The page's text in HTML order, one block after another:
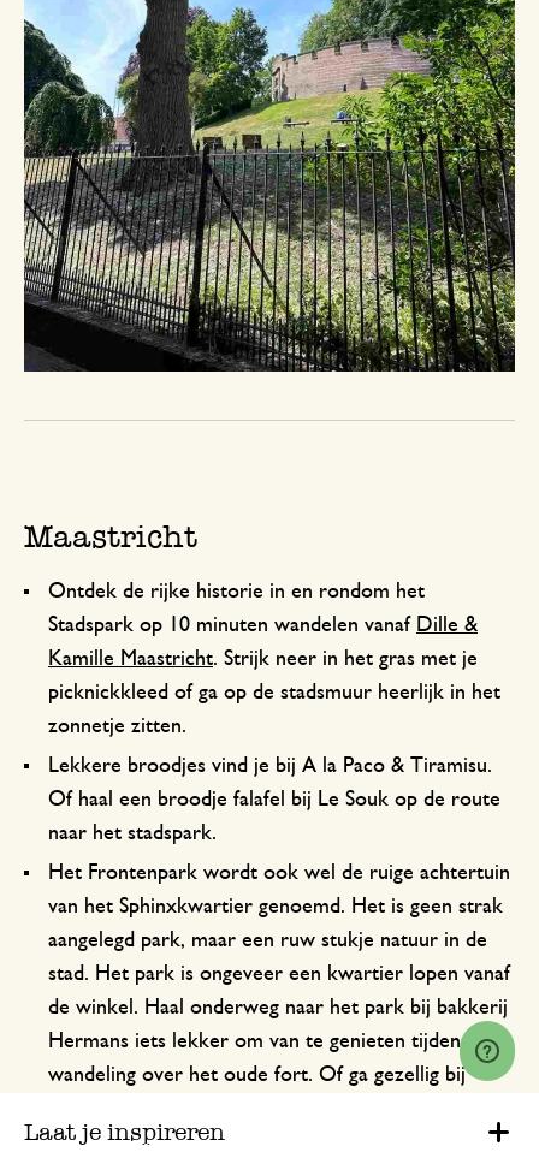
Maastricht
Ontdek de rijke historie in en rondom het
Stadspark op 10 minuten wandelen vanaf Dille &
Kamille Maastricht. Strijk neer in het gras met je
picknickkleed of ga op de stadsmuur heerlijk in het
zonnetje zitten.
Lekkere broodjes vind je bij A la Paco & Tiramisu.
Of haal een broodje falafel bij Le Souk op de route
naar het stadspark.
Het Frontenpark wordt ook wel de ruige achtertuin
van het Sphinxkwartier genoemd. Het is geen strak
aangelegd park, maar een ruw stukje natuur in de
stad. Het park is ongeveer een kwartier lopen vanaf
de winkel. Haal onderweg naar het park bij bakkerij
Hermans iets lekker om van te genieten tijdens een
wandeling over het oude fort. Of ga gezellig bij
een koffie drinken of proeven van hun take away
Laat je inspireren